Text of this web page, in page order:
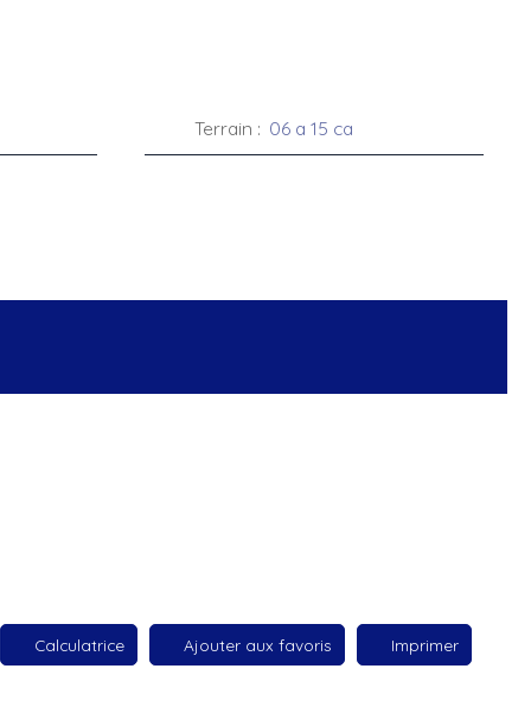
Terrain : 06 a 15 ca
Calculatrice Ajouter aux favoris Imprimer